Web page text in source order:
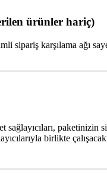
ürünler hariç)
sipariş karşılama
paketinizin
birlikte